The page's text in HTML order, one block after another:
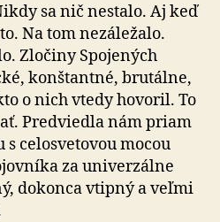
sa nič nestalo. Aj keď
Na tom nezáležalo.
Zločiny Spojených
konštantné, brutálne,
o nich vtedy hovoril. To
Predviedla nám priam
ce­lo­sve­to­vou mocou
za uni­ver­zálne
dokonca vtipný a veľmi